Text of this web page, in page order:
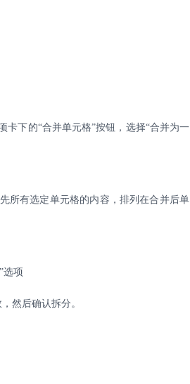
卡下的“合并单元格”按钮，选择“合并为一
所有选定单元格的内容，排列在合并后单
选项
然后确认拆分。